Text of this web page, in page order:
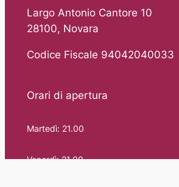
Largo Antonio Cantore 10
28100, Novara
Codice Fiscale 94042040033
Orari di apertura
Martedì: 21.00
Venerdì: 21.00